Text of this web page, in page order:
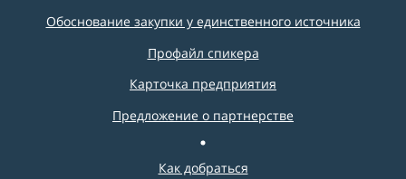
Обоснование закупки у единственного источника
Профайл спикера
Карточка предприятия
Предложение о партнерстве
Как добраться